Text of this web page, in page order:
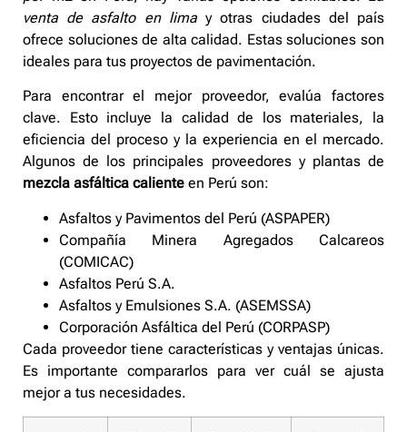
venta de asfalto en limay otras ciudades del país
ofrece soluciones de alta calidad. Estas soluciones son
ideales para tus proyectos de pavimentación.
Para encontrar el mejor proveedor, evalúa factores
clave. Esto incluye la calidad de los materiales, la
eficiencia del proceso y la experiencia en el mercado.
Algunos de los principales proveedores y plantas de
mezcla asfáltica caliente en Perú son:
Asfaltos y Pavimentos del Perú (ASPAPER)
Compañía Minera Agregados Calcareos
(COMICAC)
Asfaltos Perú S.A.
Asfaltos y Emulsiones S.A. (ASEMSSA)
Corporación Asfáltica del Perú (CORPASP)
Cada proveedor tiene características y ventajas únicas.
Es importante compararlos para ver cuál se ajusta
mejor a tus necesidades.